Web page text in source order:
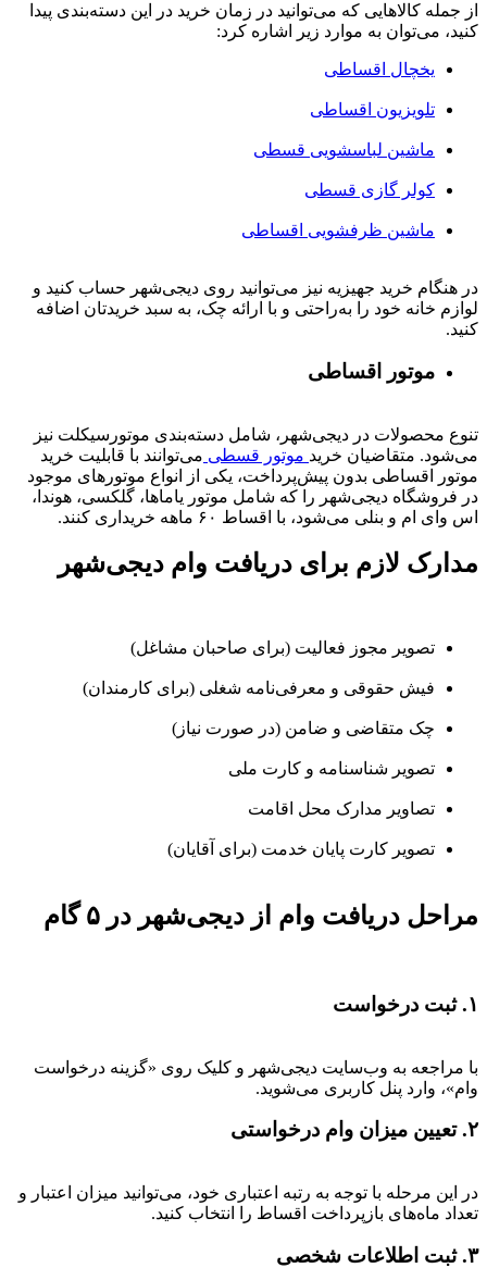
از جمله کالاهایی که می‌توانید در زمان خرید در این دسته‌بندی پیدا
کنید، می‌توان به موارد زیر اشاره کرد:
یخچال اقساطی
تلویزیون اقساطی
ماشین لباسشویی قسطی
کولر گازی قسطی
ماشین ظرفشویی اقساطی
در هنگام خرید جهیزیه نیز می‌توانید روی دیجی‌شهر حساب کنید و
لوازم خانه خود را به‌راحتی و با ارائه چک، به سبد خریدتان اضافه
کنید.
موتور اقساطی
تنوع محصولات در دیجی‌شهر، شامل دسته‌بندی موتورسیکلت نیز
می‌شود. متقاضیان خرید موتور قسطی می‌توانند با قابلیت خرید
موتور اقساطی بدون پیش‌پرداخت، یکی از انواع موتورهای موجود
در فروشگاه دیجی‌شهر را که شامل موتور یاماها، گلکسی، هوندا،
اس وای ام و بنلی می‌شود، با اقساط ۶۰ ماهه خریداری کنند.
مدارک لازم برای دریافت وام دیجی‌شهر
تصویر مجوز فعالیت (برای صاحبان مشاغل)
فیش حقوقی و معرفی‌نامه شغلی (برای کارمندان)
چک متقاضی و ضامن (در صورت نیاز)
تصویر شناسنامه و کارت ملی
تصاویر مدارک محل اقامت
تصویر کارت پایان خدمت (برای آقایان)
مراحل دریافت وام از دیجی‌شهر در ۵ گام
۱. ثبت درخواست
با مراجعه به وب‌سایت دیجی‌شهر و کلیک روی «گزینه درخواست
وام»، وارد پنل کاربری می‌شوید.
۲. تعیین میزان وام درخواستی
در این مرحله با توجه به رتبه اعتباری خود، می‌توانید میزان اعتبار و
تعداد ماه‌های بازپرداخت اقساط را انتخاب کنید.
۳. ثبت اطلاعات شخصی